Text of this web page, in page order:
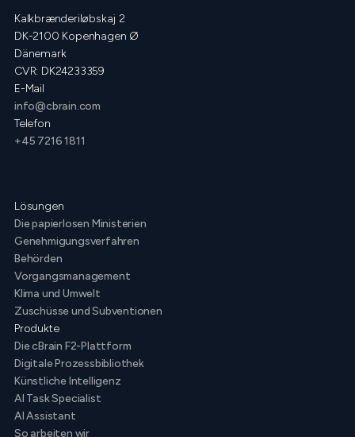
Kalkbrænderiløbskaj 2
DK-2100 Kopenhagen Ø
Dänemark
CVR: DK24233359
E-Mail
info@cbrain.com
Telefon
+45 7216 1811
Lösungen
Die papierlosen Ministerien
Genehmigungsverfahren
Behörden
Vorgangsmanagement
Klima und Umwelt
Zuschüsse und Subventionen
Produkte
Die cBrain F2-Plattform
Digitale Prozessbibliothek
Künstliche Intelligenz
AI Task Specialist
AI Assistant
So arbeiten wir